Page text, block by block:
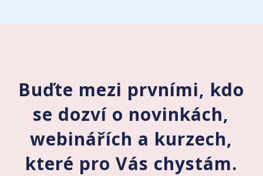
Buďte mezi prvními, kdo
se dozví o novinkách,
webinářích a kurzech,
které pro Vás chystám.